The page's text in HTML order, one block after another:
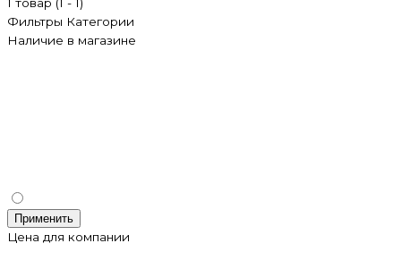
Фильтры Категории
Наличие в магазине
Применить
Цена для компании